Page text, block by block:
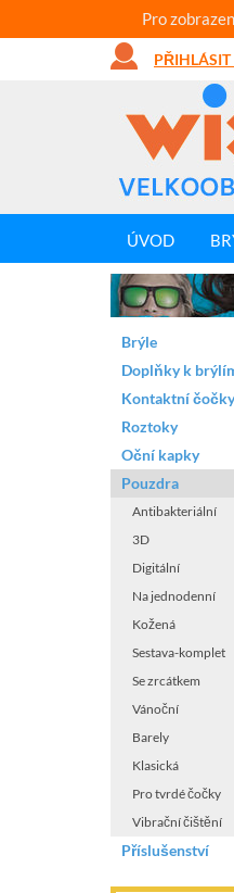
Pro
ÚVOD
3D pouzdro - Golf
Brýle
Doplňky k
Kontaktní čočky
Roztoky
Oční kapky
Pouzdra
Antibakteriální
3D
Digitální
Na jednodenní
Kožená
Sestava-komplet
Se zrcátkem
Vánoční
Barely
Klasická
Pro tvrdé čočky
Vibrační čištění
Příslušenství